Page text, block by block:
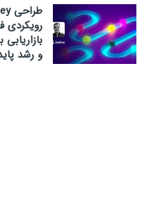
رویکردی
و رشد